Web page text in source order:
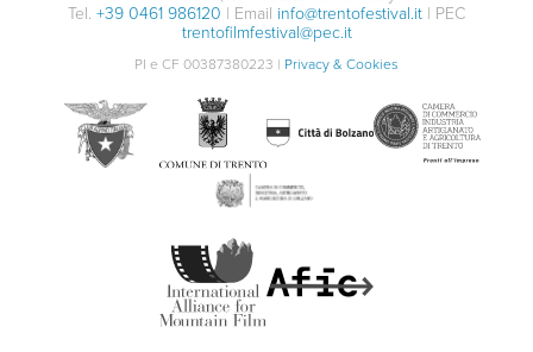
Tel. +39 0461 986120 | Email info@trentofestival.it | PEC
trentofilmfestival@pec.it
PI e CF 00387380223 | Privacy & Cookies